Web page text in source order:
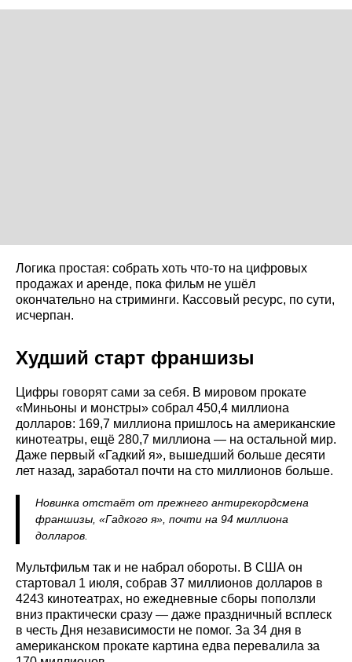
Логика простая: собрать хоть что-то на цифровых
продажах и аренде, пока фильм не ушёл
окончательно на стриминги. Кассовый ресурс, по сути,
исчерпан.
Худший старт франшизы
Цифры говорят сами за себя. В мировом прокате
«Миньоны и монстры» собрал 450,4 миллиона
долларов: 169,7 миллиона пришлось на американские
кинотеатры, ещё 280,7 миллиона — на остальной мир.
Даже первый «Гадкий я», вышедший больше десяти
лет назад, заработал почти на сто миллионов больше.
Новинка отстаёт от прежнего антирекордсмена
франшизы, «Гадкого я», почти на 94 миллиона
долларов.
Мультфильм так и не набрал обороты. В США он
стартовал 1 июля, собрав 37 миллионов долларов в
4243 кинотеатрах, но ежедневные сборы поползли
вниз практически сразу — даже праздничный всплеск
в честь Дня независимости не помог. За 34 дня в
американском прокате картина едва перевалила за